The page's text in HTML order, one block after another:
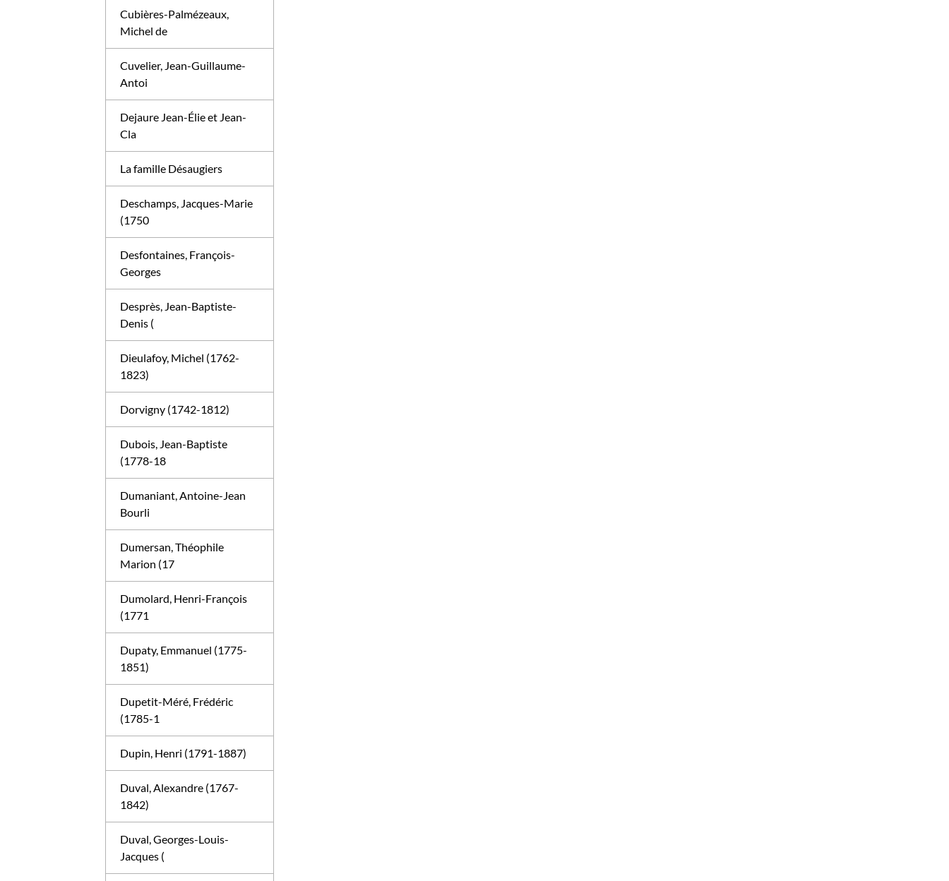
Cubières-Palmézeaux,
Michel de
Cuvelier, Jean-Guillaume-
Antoi
Dejaure Jean-Élie et Jean-
Cla
La famille Désaugiers
Deschamps, Jacques-Marie
(1750
Desfontaines, François-
Georges
Desprès, Jean-Baptiste-
Denis (
Dieulafoy, Michel (1762-
1823)
Dorvigny (1742-1812)
Dubois, Jean-Baptiste
(1778-18
Dumaniant, Antoine-Jean
Bourli
Dumersan, Théophile
Marion (17
Dumolard, Henri-François
(1771
Dupaty, Emmanuel (1775-
1851)
Dupetit-Méré, Frédéric
(1785-1
Dupin, Henri (1791-1887)
Duval, Alexandre (1767-
1842)
Duval, Georges-Louis-
Jacques (